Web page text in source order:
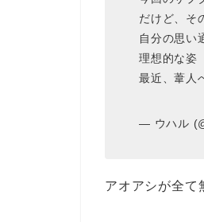
だけど、そ
自分の思い
理想的な姿
最近、葦人
— ウハル
アオアシが全て